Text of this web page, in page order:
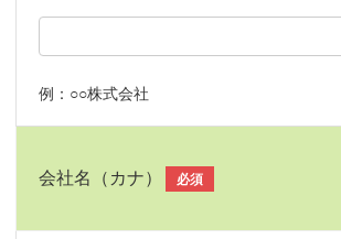
例：○○株式会社
会社名（カナ） 必須